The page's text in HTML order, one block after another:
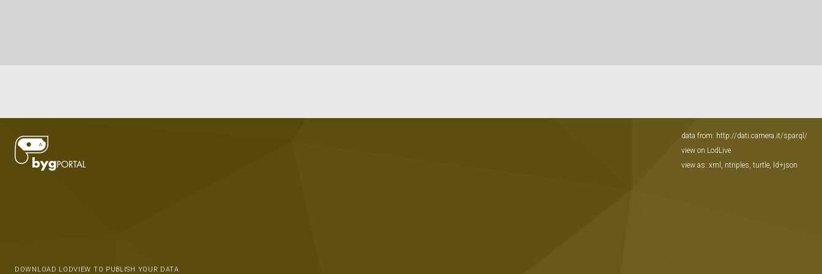
DOWNLOAD LODVIEW TO PUBLISH YOUR DATA
data from: http://dati.camera.it/sparql/
view on LodLive
view as: xml , ntriples, turtle, ld+json